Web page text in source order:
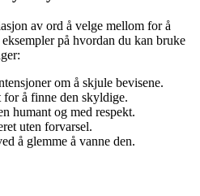
av ord å velge mellom for å
på hvordan du kan bruke
om å skjule bevisene.
for å finne den skyldige.
humant og med respekt.
uten forvarsel.
å glemme å vanne den.